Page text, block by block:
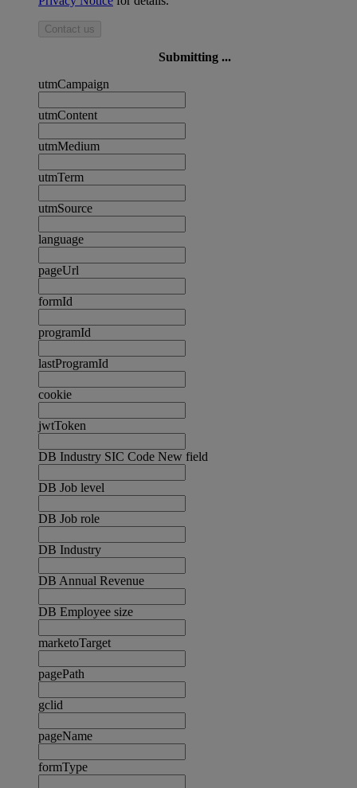
Contact us
Submitting ...
utmCampaign
utmContent
utmMedium
utmTerm
utmSource
language
pageUrl
formId
programId
lastProgramId
cookie
jwtToken
DB Industry SIC Code New field
DB Job level
DB Job role
DB Industry
DB Annual Revenue
DB Employee size
marketoTarget
pagePath
gclid
pageName
formType